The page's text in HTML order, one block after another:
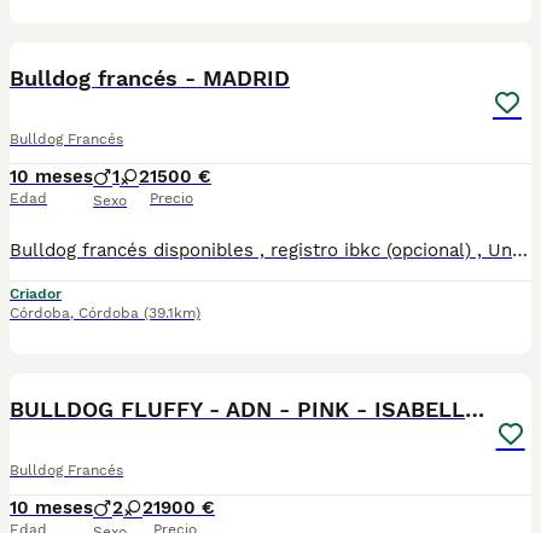
Bulldog francés - MADRID
Bulldog Francés
10 meses
Edad
1 2
Sexo
1500 €
Precio
Bulldog francés disponibles , registro ibkc (opcional) , Una de las mejores líneas morfológicas a nivel nacional, trabajamos en la mejora y desarrollo de la raza , tanto estructural como genética , actualmente disponemos machos y hembras , hacemos entregas personalizadas a toda España 610864702. CONDICIONES INMEJORABLES. COMPRUEBALO !! . También fluffy disponibles !
Criador
Córdoba, Córdoba (39.1km)
BULLDOG FLUFFY - ADN - PINK - ISABELLA - BLUE
Bulldog Francés
10 meses
Edad
2 21900 €
Precio